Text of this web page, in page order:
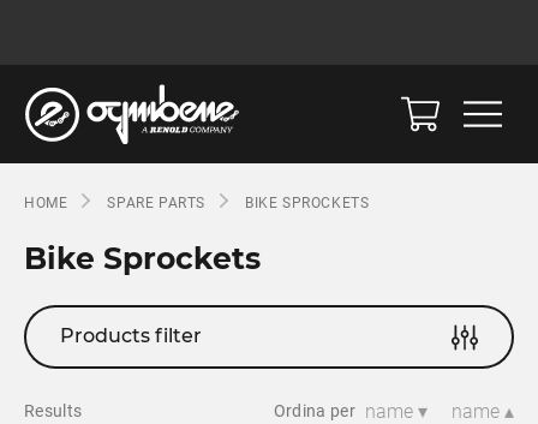
HOME SPARE PARTS BIKE SPROCKETS
Bike Sprockets
Products filter
Results Ordina per name ▾ name ▴